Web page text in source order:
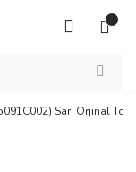
Sarı Orjinal